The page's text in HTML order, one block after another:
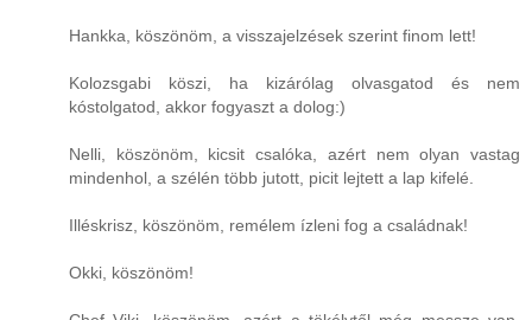
Hankka, köszönöm, a visszajelzések szerint finom lett!
Kolozsgabi köszi, ha kizárólag olvasgatod és nem
kóstolgatod, akkor fogyaszt a dolog:)
Nelli, köszönöm, kicsit csalóka, azért nem olyan vastag
mindenhol, a szélén több jutott, picit lejtett a lap kifelé.
Illéskrisz, köszönöm, remélem ízleni fog a családnak!
Okki, köszönöm!